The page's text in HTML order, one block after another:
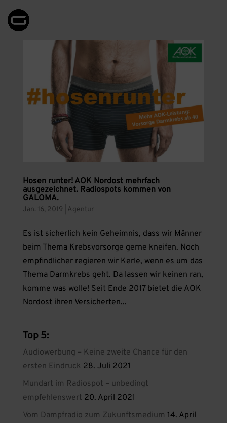
Hosen runter! AOK Nordost mehrfach
ausgezeichnet. Radiospots kommen von
GALOMA.
Jan. 16, 2019 Agentur
Es ist sicherlich kein Geheimnis, dass wir Männer
beim Thema Krebsvorsorge gerne kneifen. Noch
empfindlicher regieren wir Kerle, wenn es um das
Thema Darmkrebs geht. Da lassen wir keinen ran,
komme was wolle! Seit Ende 2017 bietet die AOK
Nordost ihren Versicherten...
Top 5:
Audiowerbung – Keine zweite Chance für den
ersten Eindruck 28. Juli 2021
Mundart im Radiospot – unbedingt
empfehlenswert 20. April 2021
Vom Dampfradio zum Zukunftsmedium 14. April